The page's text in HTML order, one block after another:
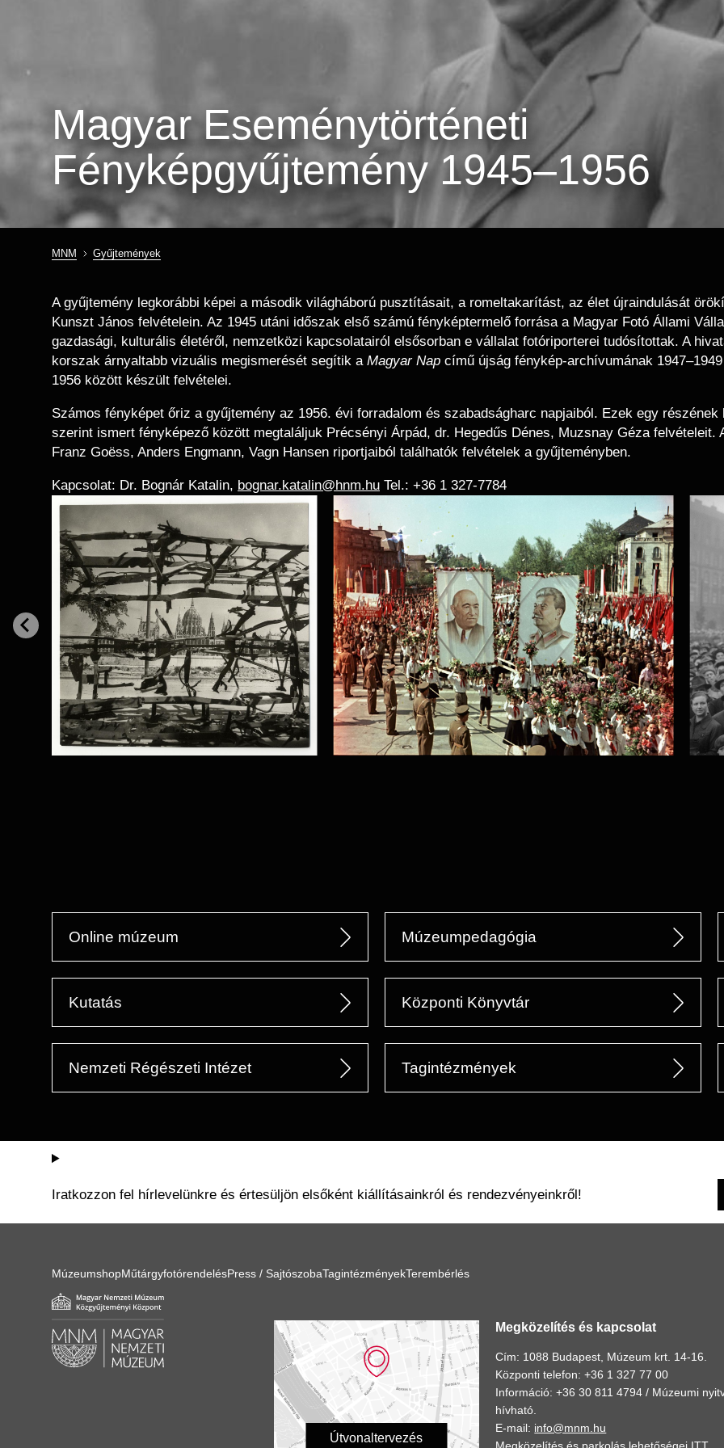
Magyar Eseménytörténeti
Fényképgyűjtemény 1945–1956
Morzsa
MNM Gyűjtemények
A gyűjtemény legkorábbi képei a második világháború pusztításait, a romeltakarítást, az élet újraindulását
Kunszt János felvételein. Az 1945 utáni időszak első számú fényképtermelő forrása a Magyar Fotó Állami
gazdasági, kulturális életéről, nemzetközi kapcsolatairól elsősorban e vállalat fotóriporterei tudósítottak. A
korszak árnyaltabb vizuális megismerését segítik a Magyar Nap című újság fénykép-archívumának
1956 között készült felvételei.
Számos fényképet őriz a gyűjtemény az 1956. évi forradalom és szabadságharc napjaiból. Ezek egy
szerint ismert fényképező között megtaláljuk Précsényi Árpád, dr. Hegedűs Dénes, Muzsnay Géza
Franz Goëss, Anders Engmann, Vagn Hansen riportjaiból találhatók felvételek a gyűjteményben.
Kapcsolat: Dr. Bognár Katalin, bognar.katalin@hnm.hu Tel.: +36 1 327-7784
Online múzeum Múzeumpedagógia
Kutatás Központi Könyvtár
Nemzeti Régészeti Intézet Tagintézmények
Iratkozzon fel hírlevelünkre és értesüljön elsőként kiállításainkról és rendezvényeinkről!
MúzeumshopMűtárgyfotórendelésPress / SajtószobaTagintézményekTerembérlés
Útvonaltervezés
Megközelítés és kapcsolat
Cím: 1088 Budapest, Múzeum krt. 14-16.
Központi telefon: +36 1 327 77 00
Információ: +36 30 811 4794 / Múzeumi
hívható.
E-mail: info@mnm.hu